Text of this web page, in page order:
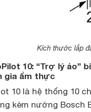
Kích thước lắp
10: “Trợ lý ảo”
gia ẩm thực
10 là hệ thống 10
kèm nướng Bosch